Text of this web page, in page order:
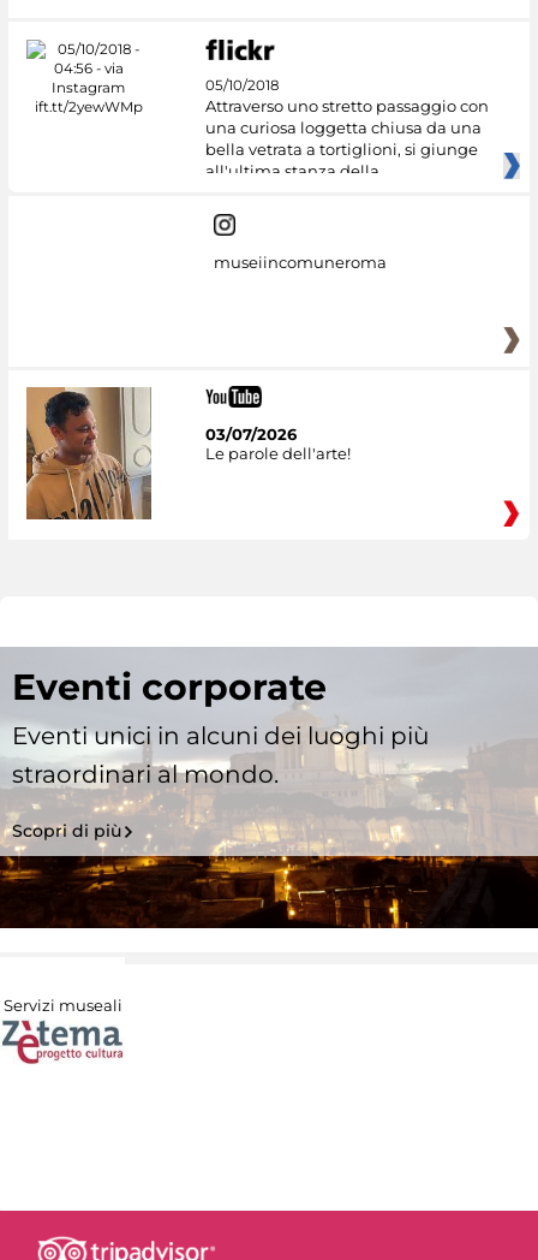
05/10/2018
Attraverso uno stretto passaggio con
una curiosa loggetta chiusa da una
bella vetrata a tortiglioni, si giunge
all'ultima stanza della
museiincomuneroma
03/07/2026
Le parole dell'arte!
Eventi corporate
Eventi unici in alcuni dei luoghi più
straordinari al mondo.
Scopri di più
Servizi museali